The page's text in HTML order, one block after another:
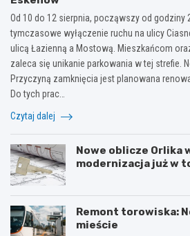
Od 10 do 12 sierpnia, począwszy od godziny
tymczasowe wyłączenie ruchu na ulicy
ulicą Łazienną a Mostową. Mieszkańcom
zaleca się unikanie parkowania w tej strefie.
Przyczyną zamknięcia jest planowana
Do tych prac…
Czytaj dalej
Nowe oblicze Orlika
modernizacja już w
Remont torowiska:
mieście